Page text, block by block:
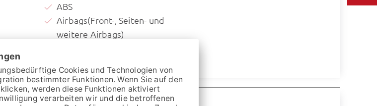
ABS
Airbags(Front-, Seiten- und
weitere Airbags)